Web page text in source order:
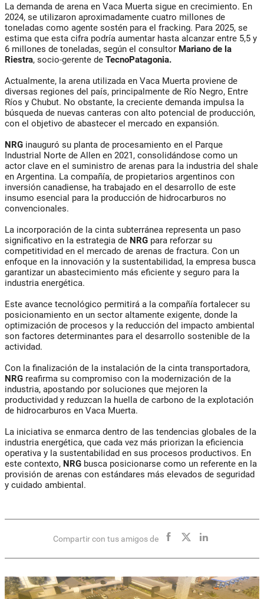
La demanda de arena en Vaca Muerta sigue en crecimiento. En
2024, se utilizaron aproximadamente cuatro millones de
toneladas como agente sostén para el fracking. Para 2025, se
estima que esta cifra podría aumentar hasta alcanzar entre 5,5 y
6 millones de toneladas, según el consultor Mariano de la
Riestra, socio-gerente de TecnoPatagonia.
Actualmente, la arena utilizada en Vaca Muerta proviene de
diversas regiones del país, principalmente de Río Negro, Entre
Ríos y Chubut. No obstante, la creciente demanda impulsa la
búsqueda de nuevas canteras con alto potencial de producción,
con el objetivo de abastecer el mercado en expansión.
NRG inauguró su planta de procesamiento en el Parque
Industrial Norte de Allen en 2021, consolidándose como un
actor clave en el suministro de arenas para la industria del shale
en Argentina. La compañía, de propietarios argentinos con
inversión canadiense, ha trabajado en el desarrollo de este
insumo esencial para la producción de hidrocarburos no
convencionales.
La incorporación de la cinta subterránea representa un paso
significativo en la estrategia de NRG para reforzar su
competitividad en el mercado de arenas de fractura. Con un
enfoque en la innovación y la sustentabilidad, la empresa busca
garantizar un abastecimiento más eficiente y seguro para la
industria energética.
Este avance tecnológico permitirá a la compañía fortalecer su
posicionamiento en un sector altamente exigente, donde la
optimización de procesos y la reducción del impacto ambiental
son factores determinantes para el desarrollo sostenible de la
actividad.
Con la finalización de la instalación de la cinta transportadora,
NRG reafirma su compromiso con la modernización de la
industria, apostando por soluciones que mejoren la
productividad y reduzcan la huella de carbono de la explotación
de hidrocarburos en Vaca Muerta.
La iniciativa se enmarca dentro de las tendencias globales de la
industria energética, que cada vez más priorizan la eficiencia
operativa y la sustentabilidad en sus procesos productivos. En
este contexto, NRG busca posicionarse como un referente en la
provisión de arenas con estándares más elevados de seguridad
y cuidado ambiental.
Compartir con tus amigos de